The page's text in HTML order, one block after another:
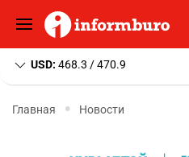
USD: 468.3 / 470.9
Главная Новости